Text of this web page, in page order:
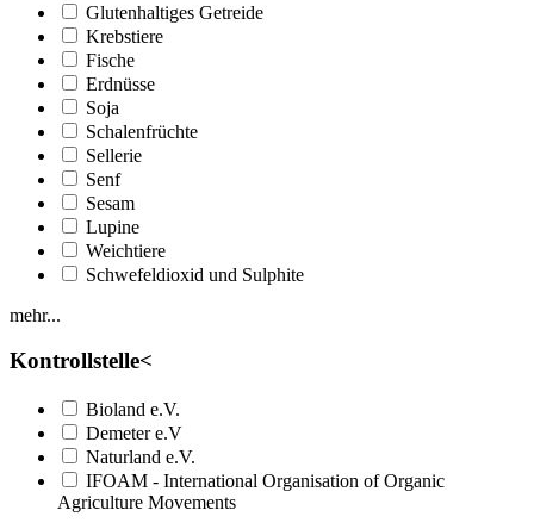
Glutenhaltiges Getreide
Krebstiere
Fische
Erdnüsse
Soja
Schalenfrüchte
Sellerie
Senf
Sesam
Lupine
Weichtiere
Schwefeldioxid und Sulphite
mehr...
Kontrollstelle<
Bioland e.V.
Demeter e.V
Naturland e.V.
IFOAM - International Organisation of Organic
Agriculture Movements